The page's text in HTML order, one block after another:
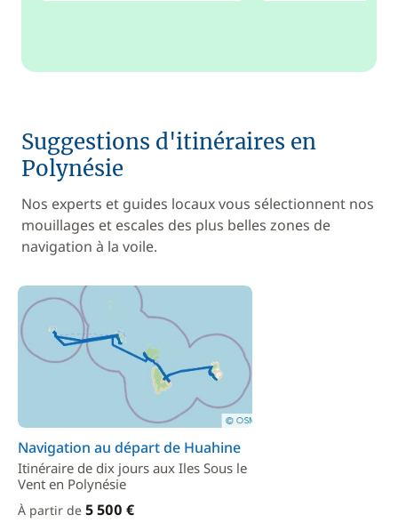
Suggestions d'itinéraires en
Polynésie
Nos experts et guides locaux vous sélectionnent nos
mouillages et escales des plus belles zones de
navigation à la voile.
Navigation au départ de Huahine
Itinéraire de dix jours aux Iles Sous le
Vent en Polynésie
À partir de 5 500 €